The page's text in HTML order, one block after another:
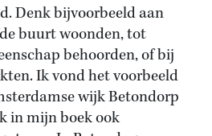
Denk bijvoorbeeld aan
buurt woonden, tot
behoorden, of bij
Ik vond het voorbeeld
wijk Betondorp
in mijn boek ook